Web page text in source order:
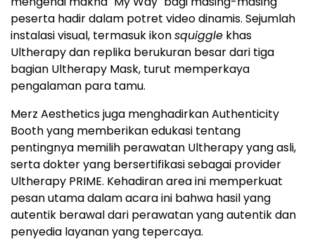
peserta hadir dalam potret video dinamis. Sejumlah
instalasi visual, termasuk ikonsquiggle khas
Ultherapy dan replika berukuran besar dari tiga
bagian Ultherapy Mask, turut memperkaya
pengalaman para tamu.
Merz Aesthetics juga menghadirkan Authenticity
Booth yang memberikan edukasi tentang
pentingnya memilih perawatan Ultherapy yang asli,
serta dokter yang bersertifikasi sebagai provider
Ultherapy PRIME. Kehadiran area ini memperkuat
pesan utama dalam acara ini bahwa hasil yang
autentik berawal dari perawatan yang autentik dan
penyedia layanan yang tepercaya.